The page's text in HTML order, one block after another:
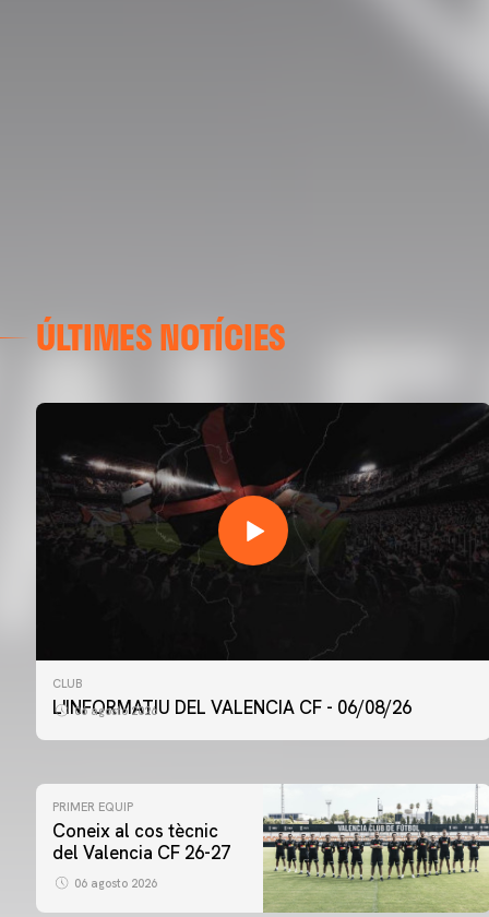
ÚLTIMES NOTÍCIES
CLUB
L'INFORMATIU DEL VALENCIA CF - 06/08/26
06 agosto 2026
PRIMER EQUIP
Coneix al cos tècnic
del Valencia CF 26-27
06 agosto 2026